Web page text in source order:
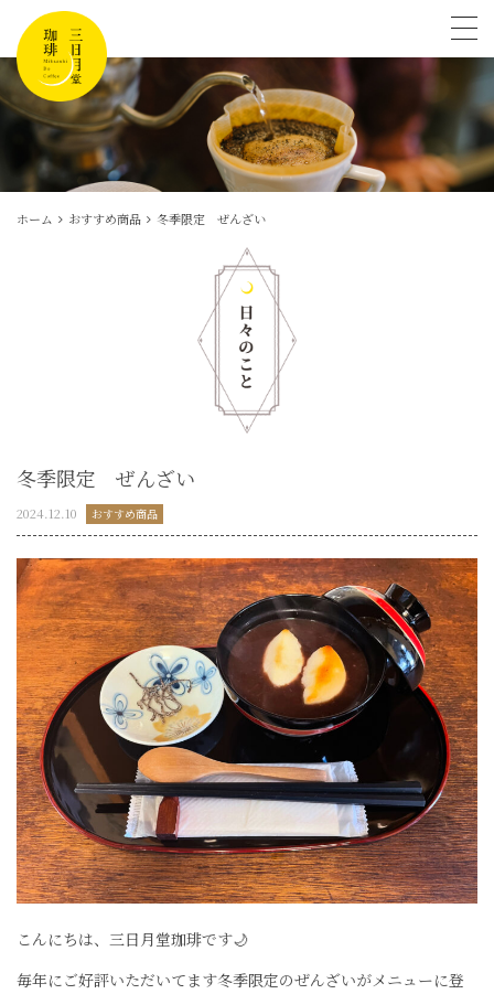
ホーム おすすめ商品 冬季限定 ぜんざい
冬季限定 ぜんざい
2024.12.10 おすすめ商品
こんにちは、三日月堂珈琲です🌙
毎年にご好評いただいてます冬季限定のぜんざいがメニューに登